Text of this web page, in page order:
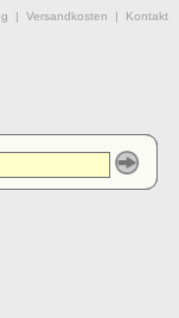
| Versandkosten | Kontakt